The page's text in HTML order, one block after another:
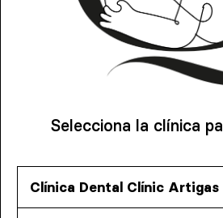
Selecciona la clínica
Clínica Dental Clínic